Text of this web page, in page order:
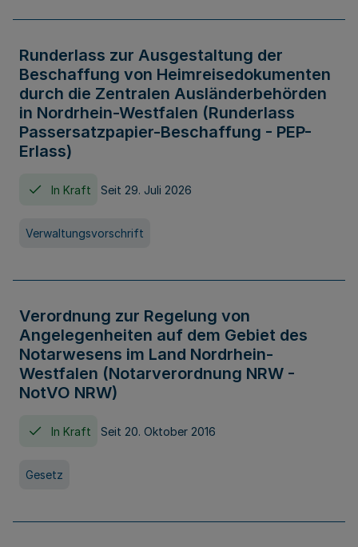
Runderlass zur Ausgestaltung der
Beschaffung von Heimreisedokumenten
durch die Zentralen Ausländerbehörden
in Nordrhein-Westfalen (Runderlass
Passersatzpapier-Beschaffung - PEP-
Erlass)
In Kraft Seit 29. Juli 2026
Verwaltungsvorschrift
Verordnung zur Regelung von
Angelegenheiten auf dem Gebiet des
Notarwesens im Land Nordrhein-
Westfalen (Notarverordnung NRW -
NotVO NRW)
In Kraft Seit 20. Oktober 2016
Gesetz